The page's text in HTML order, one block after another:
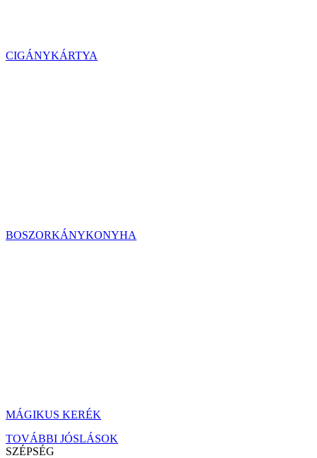
CIGÁNYKÁRTYA
BOSZORKÁNYKONYHA
MÁGIKUS KERÉK
TOVÁBBI JÓSLÁSOK
SZÉPSÉG